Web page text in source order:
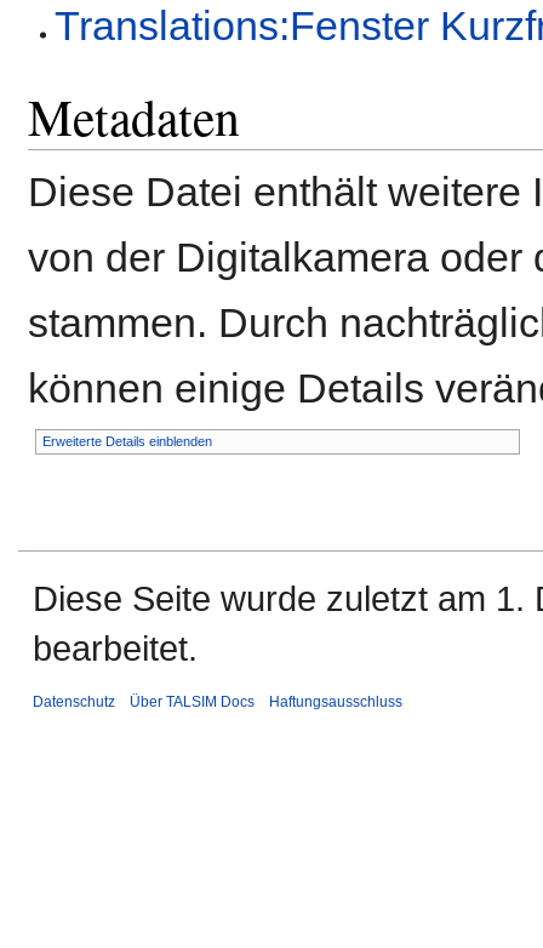
Translations:Fenster
Metadaten
Diese Datei enthält weitere
von der Digitalkamera oder
stammen. Durch
können einige Details
Erweiterte Details einblenden
Diese Seite wurde zuletzt am
bearbeitet.
Datenschutz Über TALSIM Docs Haftungsausschluss